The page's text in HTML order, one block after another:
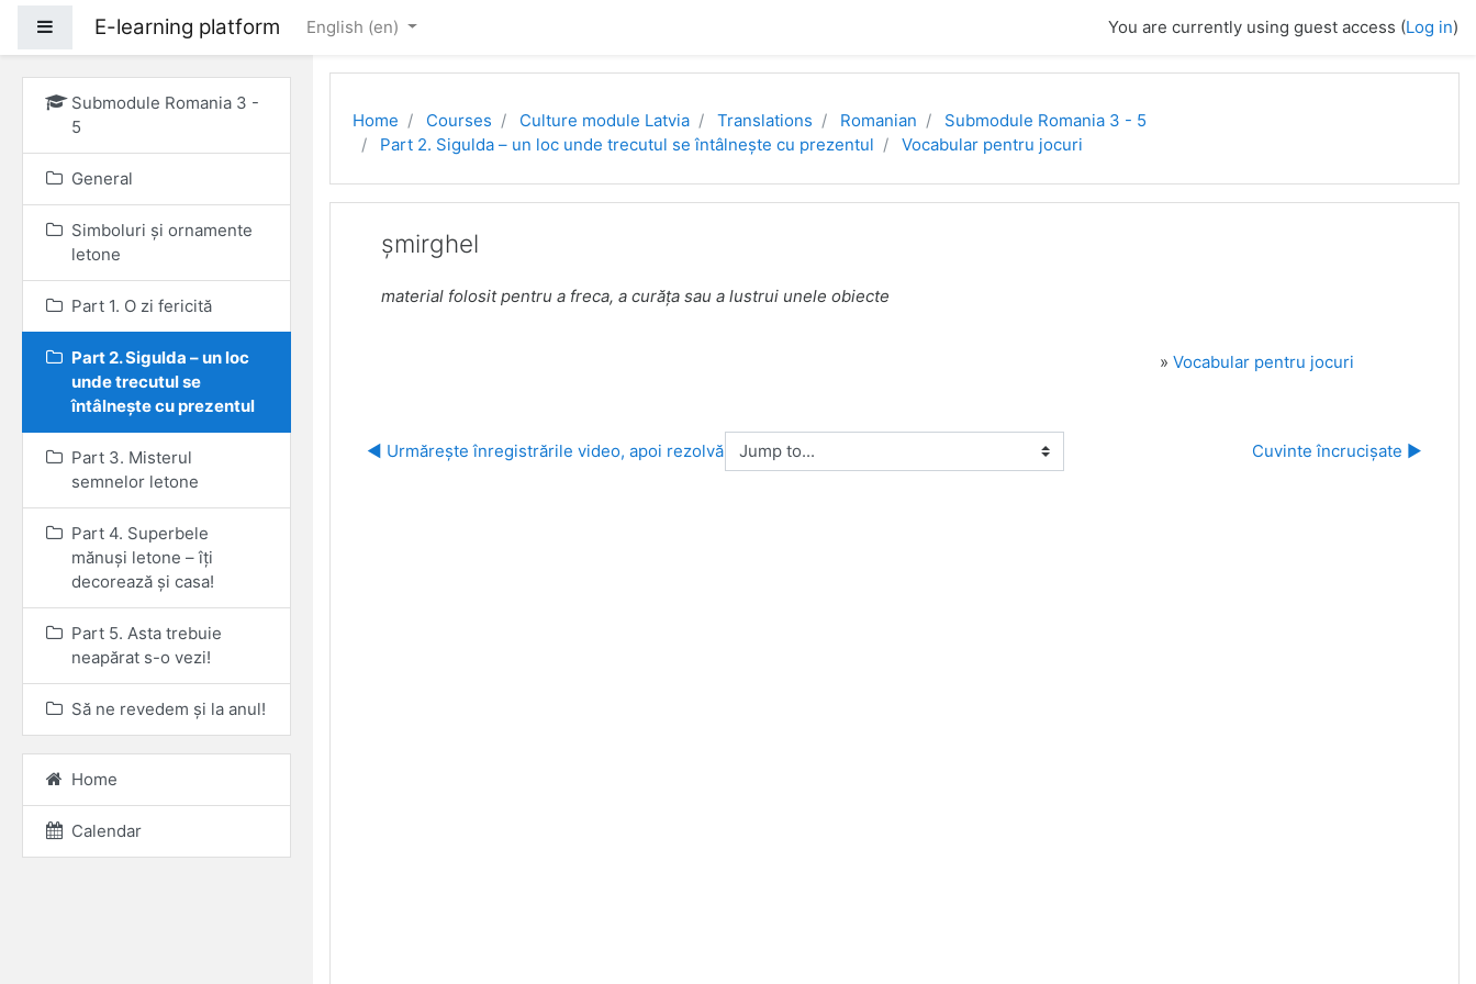
Side panel
E-learning platform English ‎(en)‎ You are currently using guest access (Log in)
Home Courses Culture module Latvia Translations Romanian
Submodule Romania 3 - 5
Part 2. Sigulda – un loc unde trecutul se întâlnește cu prezentul
Vocabular pentru jocuri
șmirghel
material folosit pentru a freca, a curăța sau a lustrui unele obiecte
» Vocabular pentru jocuri
◀︎ Urmărește înregistrările video, apoi rezolvă cerințele.
Jump to... Cuvinte încrucișate ▶︎
Submodule Romania 3 -
5
General
Simboluri și ornamente
letone
Part 1. O zi fericită
Part 2. Sigulda – un loc
unde trecutul se
întâlnește cu prezentul
Part 3. Misterul
semnelor letone
Part 4. Superbele
mănuși letone – îți
decorează și casa!
Part 5. Asta trebuie
neapărat s-o vezi!
Să ne revedem și la anul!
Home
Calendar